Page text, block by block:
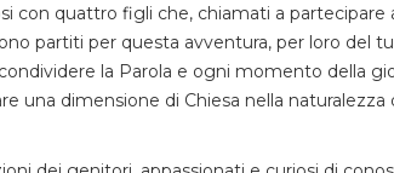
con quattro figli che, chiamati a partecipare
partiti per questa avventura, per loro del
la Parola e ogni momento della
una dimensione di Chiesa nella